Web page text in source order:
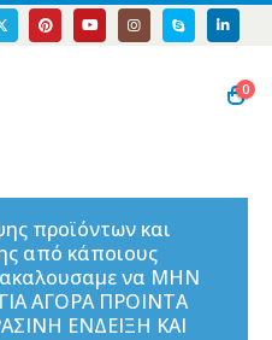
0
προϊόντων και
από κάποιους
να ΜΗΝ
ΑΓΟΡΑ ΠΡΟΙΝΤΑ
ΕΝΔΕΙΞΗ ΚΑΙ